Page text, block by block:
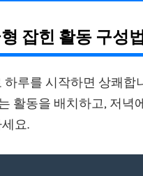
잡힌 활동 구성법
루를 시작하면 상쾌합
활동을 배치하고, 저녁
요.